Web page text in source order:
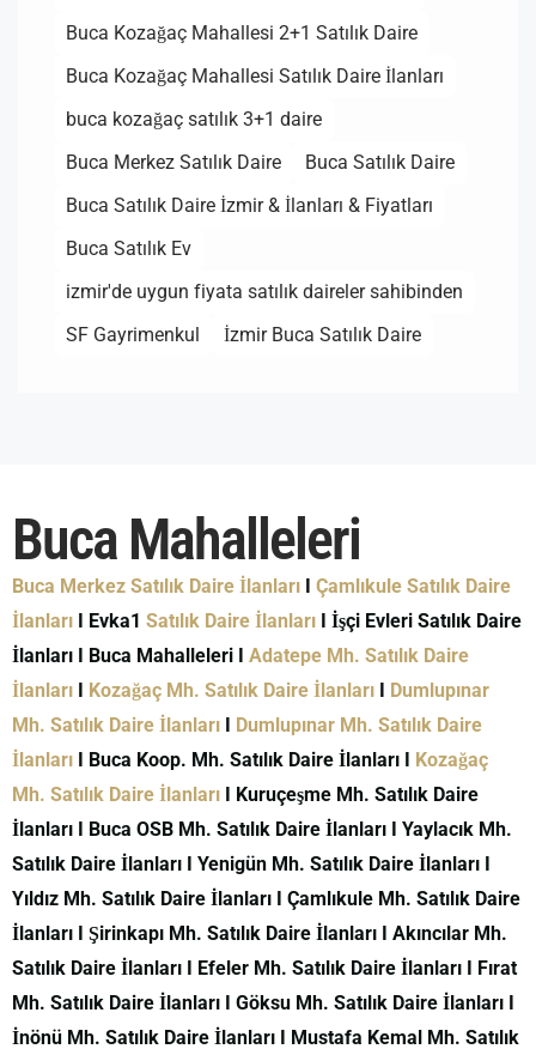
Buca Kozağaç Mahallesi 2+1 Satılık Daire
Buca Kozağaç Mahallesi Satılık Daire İlanları
buca kozağaç satılık 3+1 daire
Buca Merkez Satılık Daire
Buca Satılık Daire
Buca Satılık Daire İzmir & İlanları & Fiyatları
Buca Satılık Ev
izmir'de uygun fiyata satılık daireler sahibinden
SF Gayrimenkul
İzmir Buca Satılık Daire
Buca Mahalleleri
Buca Merkez Satılık Daire İlanları I Çamlıkule Satılık Daire
İlanları I Evka1 Satılık Daire İlanları I İşçi Evleri Satılık Daire
İlanları I Buca Mahalleleri I Adatepe Mh. Satılık Daire
İlanları I Kozağaç Mh. Satılık Daire İlanları I Dumlupınar
Mh. Satılık Daire İlanları I Dumlupınar Mh. Satılık Daire
İlanları I Buca Koop. Mh. Satılık Daire İlanları I Kozağaç
Mh. Satılık Daire İlanları I Kuruçeşme Mh. Satılık Daire
İlanları I Buca OSB Mh. Satılık Daire İlanları I Yaylacık Mh.
Satılık Daire İlanları I Yenigün Mh. Satılık Daire İlanları I
Yıldız Mh. Satılık Daire İlanları I Çamlıkule Mh. Satılık Daire
İlanları I Şirinkapı Mh. Satılık Daire İlanları I Akıncılar Mh.
Satılık Daire İlanları I Efeler Mh. Satılık Daire İlanları I Fırat
Mh. Satılık Daire İlanları I Göksu Mh. Satılık Daire İlanları I
İnönü Mh. Satılık Daire İlanları I Mustafa Kemal Mh. Satılık